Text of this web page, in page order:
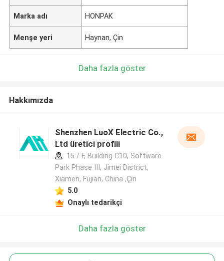
Marka adı HONPAK
Menşe yeri Haynan, Çin
Daha fazla göster
Hakkımızda
Shenzhen LuoX Electric Co.,
Ltd üretici profili
15 / F, Building C10, Software
Park Phase III, Jimei District,
Xiamen, Fujian, China ,Çin
5.0
Onaylı tedarikçi
Daha fazla göster